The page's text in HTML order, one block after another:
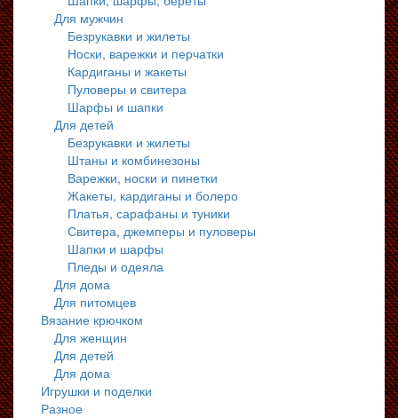
Для мужчин
Безрукавки и жилеты
Носки, варежки и перчатки
Кардиганы и жакеты
Пуловеры и свитера
Шарфы и шапки
Для детей
Безрукавки и жилеты
Штаны и комбинезоны
Варежки, носки и пинетки
Жакеты, кардиганы и болеро
Платья, сарафаны и туники
Свитера, джемперы и пуловеры
Шапки и шарфы
Пледы и одеяла
Для дома
Для питомцев
Вязание крючком
Для женщин
Для детей
Для дома
Игрушки и поделки
Разное